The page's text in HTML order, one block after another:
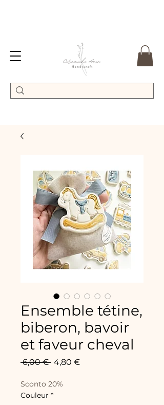
Ensemble tétine,
biberon, bavoir
et faveur cheval
6,00 € Prix
4,80 €
Sconto 20%
Couleur *